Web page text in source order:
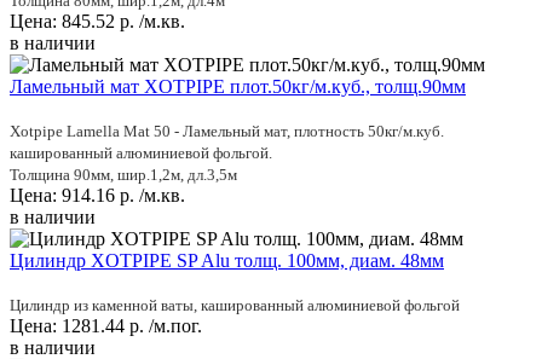
Цена: 845.52 р. /м.кв.
в наличии
Ламельный мат XOTPIPE плот.50кг/м.куб., толщ.90мм
Xotpipe Lamella Mat 50 - Ламельный мат, плотность 50кг/м.куб.
кашированный алюминиевой фольгой.
Толщина 90мм, шир.1,2м, дл.3,5м
Цена: 914.16 р. /м.кв.
в наличии
Цилиндр XOTPIPE SP Alu толщ. 100мм, диам. 48мм
Цилиндр из каменной ваты, кашированный алюминиевой фольгой
Цена: 1281.44 р. /м.пог.
в наличии